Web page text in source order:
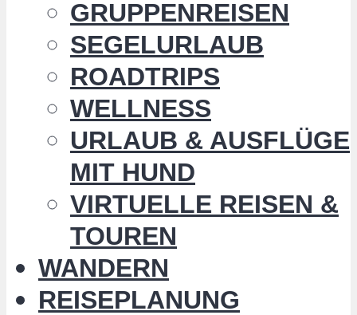
GRUPPENREISEN
SEGELURLAUB
ROADTRIPS
WELLNESS
URLAUB & AUSFLÜGE
MIT HUND
VIRTUELLE REISEN &
TOUREN
WANDERN
REISEPLANUNG